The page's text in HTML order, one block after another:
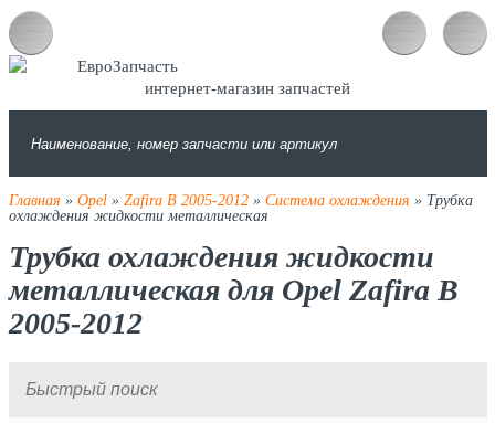
интернет-магазин запчастей
Главная » Opel» Zafira B 2005-2012» Система охлаждения » Трубка
охлаждения жидкости металлическая
Трубка охлаждения жидкости
металлическая для Opel Zafira B
2005-2012